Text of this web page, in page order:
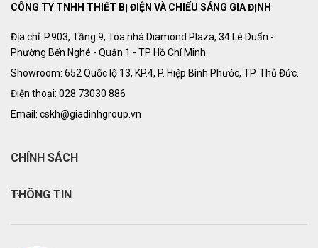
CÔNG TY TNHH THIẾT BỊ ĐIỆN VÀ CHIẾU SÁNG GIA ĐỊNH
Địa chỉ: P.903, Tầng 9, Tòa nhà Diamond Plaza, 34 Lê Duẩn -
Phường Bến Nghé - Quận 1 - TP Hồ Chí Minh.
Showroom: 652 Quốc lộ 13, KP.4, P. Hiệp Bình Phước, TP. Thủ Đức.
Điện thoại: 028 73030 886
Email: cskh@giadinhgroup.vn
CHÍNH SÁCH
THÔNG TIN